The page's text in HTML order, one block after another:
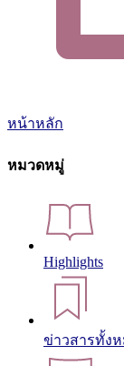
หน้าหลัก
หมวดหมู่
Highlights
ข่าวสารทั้ง